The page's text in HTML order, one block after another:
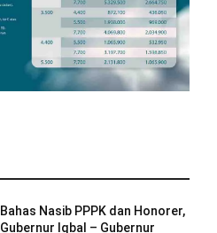
Bahas Nasib PPPK dan Honorer,
Gubernur Iqbal – Gubernur